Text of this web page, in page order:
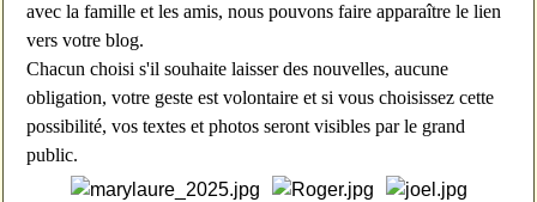
avec la famille et les amis, nous pouvons faire apparaître le lien
vers votre blog.
Chacun choisi s'il souhaite laisser des nouvelles, aucune
obligation, votre geste est volontaire et si vous choisissez cette
possibilité, vos textes et photos seront visibles par le grand
public.